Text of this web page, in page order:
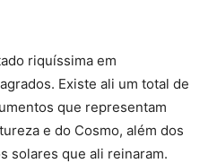
riquíssima em
Existe ali um total de
que representam
e do Cosmo, além dos
solares que ali reinaram.